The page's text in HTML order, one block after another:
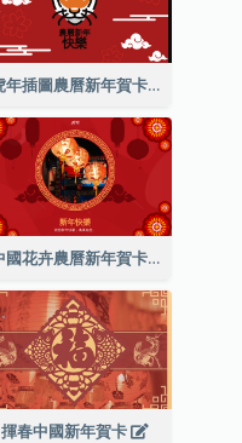
虎年插圖農曆新年賀卡
中國花卉農曆新年賀卡
揮春中國新年賀卡